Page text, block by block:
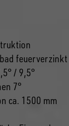
feuerverzinkt
/ 9,5°
7°
ca. 1500 mm